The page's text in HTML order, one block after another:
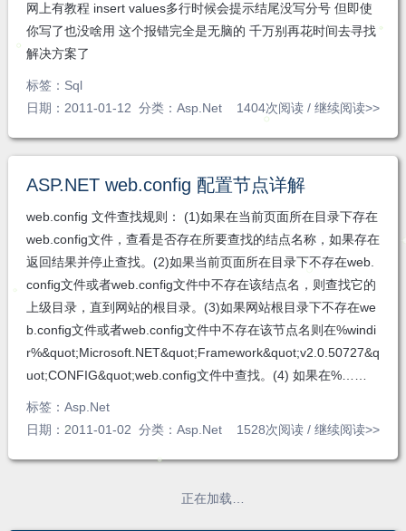
网上有教程 insert values多行时候会提示结尾没写分号 但即使
你写了也没啥用 这个报错完全是无脑的 千万别再花时间去寻找
解决方案了
标签： Sql
日期：2011-01-12 分类： Asp.Net 1404次阅读 /继续阅读>>
ASP.NET web.config 配置节点详解
web.config 文件查找规则： (1)如果在当前页面所在目录下存在
web.config文件，查看是否存在所要查找的结点名称，如果存在
返回结果并停止查找。(2)如果当前页面所在目录下不存在web.
config文件或者web.config文件中不存在该结点名，则查找它的
上级目录，直到网站的根目录。(3)如果网站根目录下不存在we
b.config文件或者web.config文件中不存在该节点名则在%windi
r%&quot;Microsoft.NET&quot;Framework&quot;v2.0.50727&q
uot;CONFIG&quot;web.config文件中查找。(4) 如果在%……
标签： Asp.Net
日期：2011-01-02 分类： Asp.Net 1528次阅读 /继续阅读>>
正在加载…